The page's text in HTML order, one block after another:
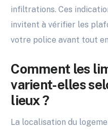
infiltrations. Ces
invitent à vérifier les
votre police avant tout
Comment les
varient-elles
lieux ?
La localisation du